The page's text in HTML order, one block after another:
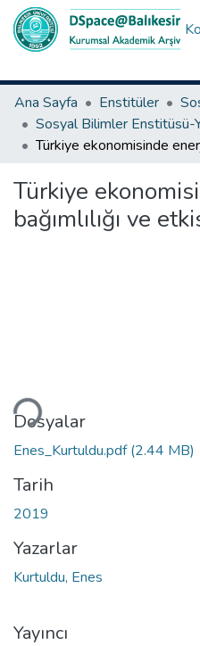
Ana Sayfa
Enstitüler
Türkiye
bağımlılığı ve
Dosyalar
Enes_Kurtuldu.pdf(2.44 MB)
Tarih
2019
Yazarlar
Kurtuldu, Enes
Yayıncı